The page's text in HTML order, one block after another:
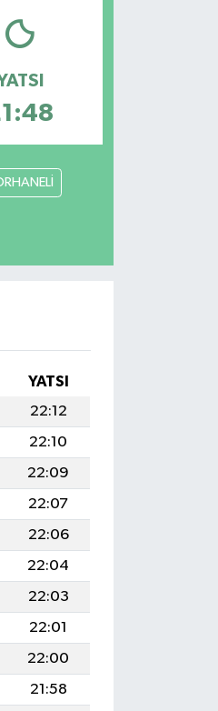
YATSI
22:12
22:10
22:09
22:07
22:06
22:04
22:03
22:01
22:00
21:58